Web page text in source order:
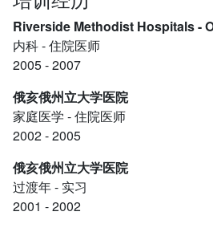
Riverside Methodist Hospitals -
内科- 住院医师
2005 - 2007
俄亥俄州立大学医院
家庭医学 - 住院医师
2002 - 2005
俄亥俄州立大学医院
过渡年- 实习
2001 - 2002